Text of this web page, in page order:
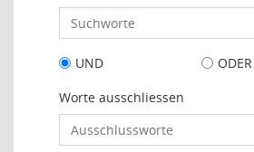
UND
ODER
Worte ausschliessen